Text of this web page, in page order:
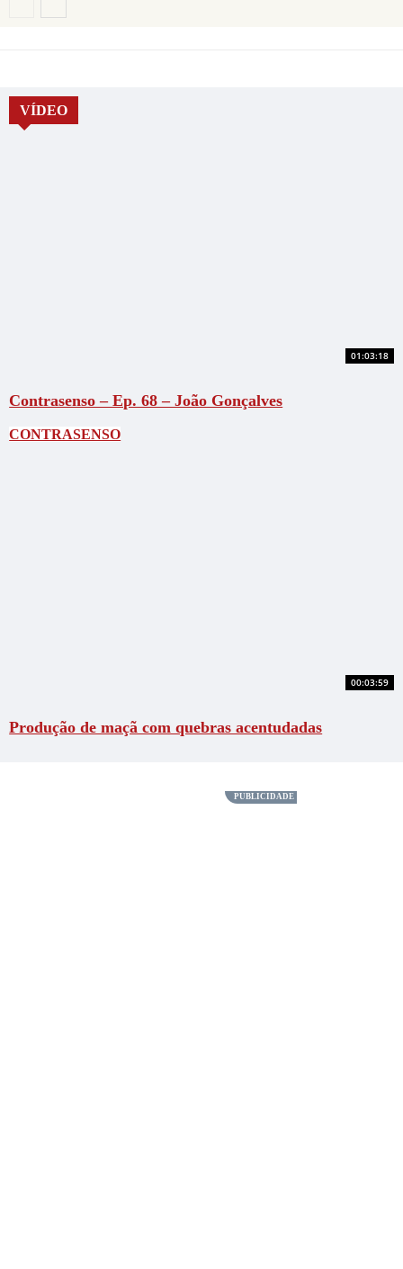
VÍDEO
01:03:18
Contrasenso – Ep. 68 – João Gonçalves
CONTRASENSO
00:03:59
Produção de maçã com quebras acentudadas